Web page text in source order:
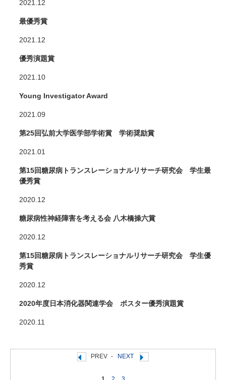
2021.12
最優秀賞
2021.12
優秀演題賞
2021.10
Young Investigator Award
2021.09
第25回弘前大学医学部学術賞 学術奨励賞
2021.01
第15回糖尿病トランスレーショナルリサーチ研究会 学生最
優秀賞
2020.12
糖尿病性神経障害を考える会 八木橋操六賞
2020.12
第15回糖尿病トランスレーショナルリサーチ研究会 学生優
秀賞
2020.12
2020年度日本消化器関連学会 ポスター優秀演題賞
2020.11
PREV - NEXT